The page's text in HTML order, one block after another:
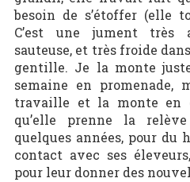
besoin de s’étoffer (elle
C’est une jument très
sauteuse, et très froide
gentille. Je la monte
semaine en promenade,
travaille et la monte en
qu’elle prenne la
quelques années, pour du
contact avec ses
pour leur donner des